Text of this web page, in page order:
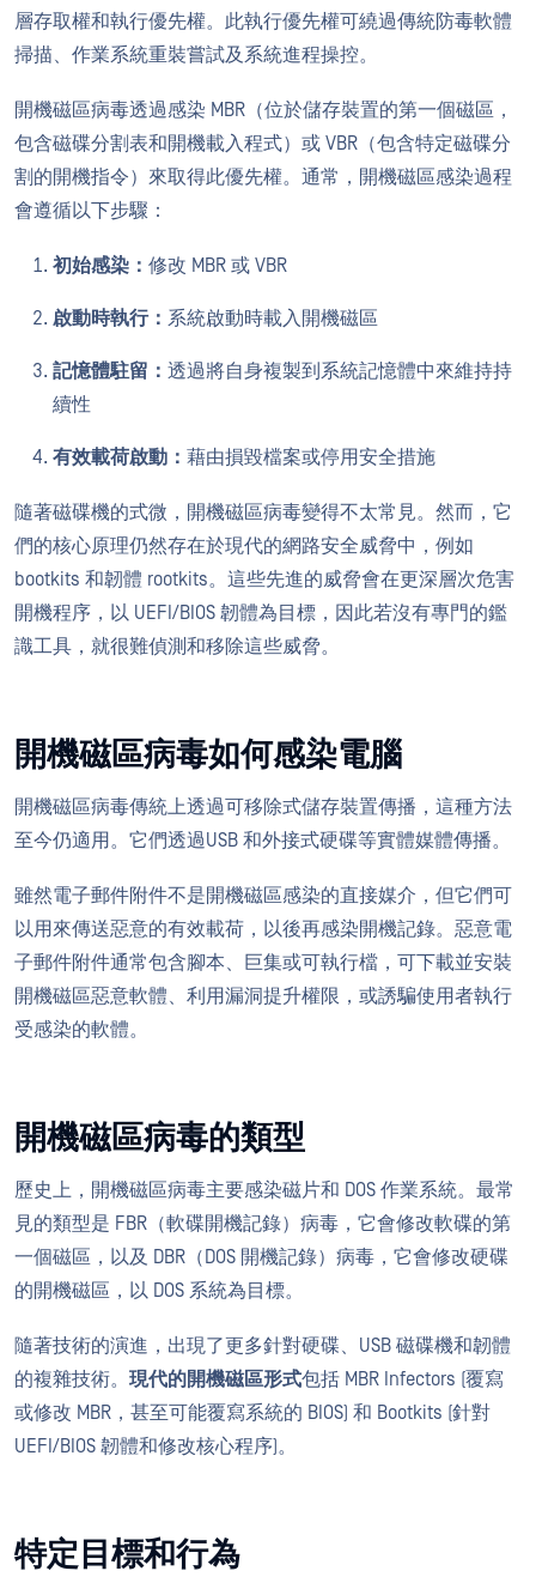
層存取權和執行優先權。此執行優先權可繞過傳統防毒軟體
掃描、作業系統重裝嘗試及系統進程操控。
開機磁區病毒透過感染 MBR（位於儲存裝置的第一個磁區，
包含磁碟分割表和開機載入程式）或 VBR（包含特定磁碟分
割的開機指令）來取得此優先權。通常，開機磁區感染過程
會遵循以下步驟：
初始感染： 修改 MBR 或 VBR
啟動時執行： 系統啟動時載入開機磁區
記憶體駐留： 透過將自身複製到系統記憶體中來維持持
續性
有效載荷啟動： 藉由損毀檔案或停用安全措施
隨著磁碟機的式微，開機磁區病毒變得不太常見。然而，它
們的核心原理仍然存在於現代的網路安全威脅中，例如
bootkits 和韌體 rootkits。這些先進的威脅會在更深層次危害
開機程序，以 UEFI/BIOS 韌體為目標，因此若沒有專門的鑑
識工具，就很難偵測和移除這些威脅。
開機磁區病毒如何感染電腦
開機磁區病毒傳統上透過可移除式儲存裝置傳播，這種方法
至今仍適用。它們透過USB 和外接式硬碟等實體媒體傳播。
雖然電子郵件附件不是開機磁區感染的直接媒介，但它們可
以用來傳送惡意的有效載荷，以後再感染開機記錄。惡意電
子郵件附件通常包含腳本、巨集或可執行檔，可下載並安裝
開機磁區惡意軟體、利用漏洞提升權限，或誘騙使用者執行
受感染的軟體。
開機磁區病毒的類型
歷史上，開機磁區病毒主要感染磁片和 DOS 作業系統。最常
見的類型是 FBR（軟碟開機記錄）病毒，它會修改軟碟的第
一個磁區，以及 DBR（DOS 開機記錄）病毒，它會修改硬碟
的開機磁區，以 DOS 系統為目標。
隨著技術的演進，出現了更多針對硬碟、USB 磁碟機和韌體
的複雜技術。 現代的開機磁區形式包括 MBR Infectors (覆寫
或修改 MBR，甚至可能覆寫系統的 BIOS) 和 Bootkits (針對
UEFI/BIOS 韌體和修改核心程序)。
特定目標和行為